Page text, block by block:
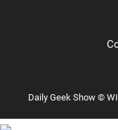
Daily Geek Show ©